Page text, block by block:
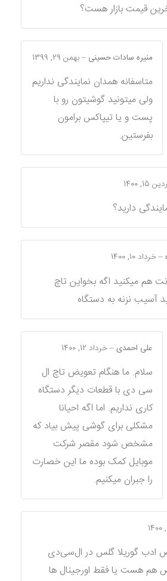
قیمت بازار هست؟
منیره سادات حسینی –بهمن 29, 1399
متاسفانه همدان نمایندگی نداریم
ولی میتونید گوشیتون رو با
پست و یا تیپاکس برامون
بفرستین.
15, 1400
دارید؟
–خرداد 10, 1400
هم میکنید اگه بخواین تاچ
آسیب نزنه به دستگاه
علی احمدی–خرداد 12, 1400
سلام. ما هنگام تعویض تاچ ال
سی دی با قطعات دیگر دستگاه
کاری نداریم. اما اگه احیانا
مشکلی برای گوشی پیش بیاد که
مشخص شود مقصر شرکت
موبایل کمک بوده ما این خصارت
را جبران میکنیم.
ادب گوریلا گلس در ال‌سی‌دی
هم هست یا فقط اورجینال ها